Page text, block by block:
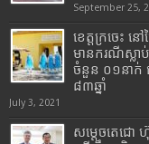
September 25,
ខេត្តក្រចេះ ន
មានករណីស្លា
ចំនួន ០១នាក់
៨៣ឆ្នាំ
July 3, 2021
សម្តេចតេជោ